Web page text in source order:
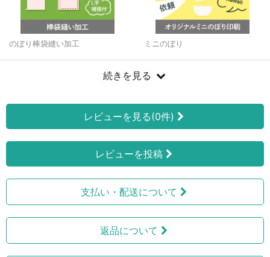
のぼり棒袋縫い加工 ミニのぼり
続きを見る
レビューを見る(0件)
レビューを投稿
支払い・配送について
返品について